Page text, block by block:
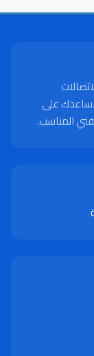
تساعدك على
المناسب.